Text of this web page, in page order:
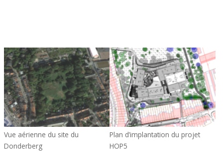
Vue aérienne du site du
Donderberg
Plan d’implantation du projet
HOP5